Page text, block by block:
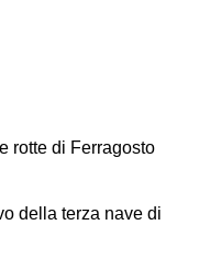
rotte di Ferragosto
della terza nave di